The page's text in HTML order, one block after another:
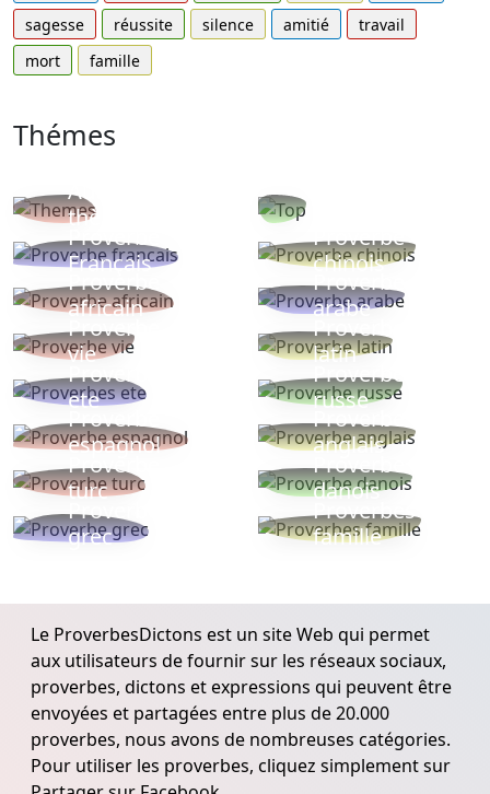
sagesse
réussite silence amitié
travail
mort
famille
Thémes
Autres
thèmes
Proverbe
Français
Proverbe
chinois
Proverbe
africain
Proverbe
arabe
Proverbe
vie
Proverbe
latin
Proverbes
ete
Proverbe
russe
Proverbe
espagnol
Proverbe
anglais
Proverbe
turc
Proverbe
danois
Proverbe
grec
Proverbes
famille
Le ProverbesDictons est un site Web qui permet
aux utilisateurs de fournir sur les réseaux sociaux,
proverbes, dictons et expressions qui peuvent être
envoyées et partagées entre plus de 20.000
proverbes, nous avons de nombreuses catégories.
Pour utiliser les proverbes, cliquez simplement sur